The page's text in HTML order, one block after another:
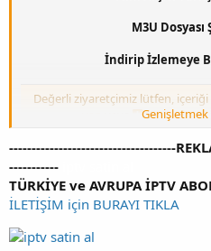
M3U
İndirip İzlemeye
Değerli ziyaretçimiz lütfen,
Kayıt ol
Genişletmek
-------------------------------------
-----------
TÜRKİYE ve AVRUPA İPTV
İLETİŞİM için BURAYI TIKLA